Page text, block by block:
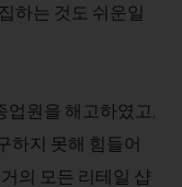
하는 것도 쉬운일
원을 해고하였고,
하지 못해 힘들어
의 모든 리테일 샵